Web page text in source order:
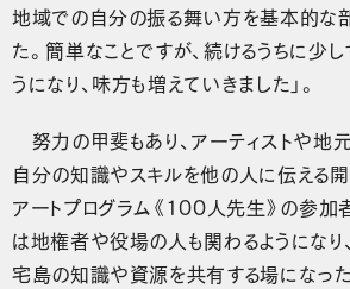
地域での自分の振る舞い方を基本的な
た。簡単なことですが、続けるうちに少
うになり、味方も増えていきました」。
努力の甲斐もあり、アーティストや地
自分の知識やスキルを他の人に伝える
アートプログラム《100人先生》の参加
は地権者や役場の人も関わるようにな
宅島の知識や資源を共有する場になった